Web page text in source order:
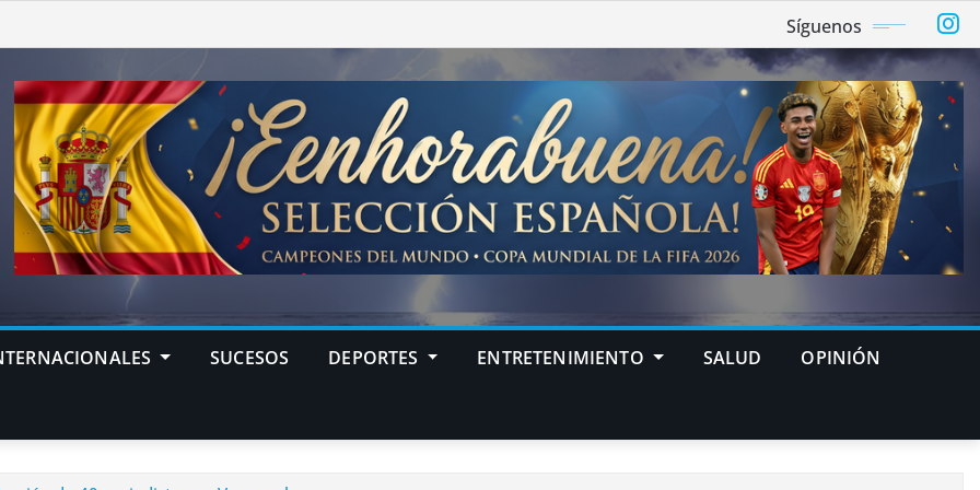
Síguenos
SUCESOS DEPORTES ENTRETENIMIENTO SALUD OPINIÓN